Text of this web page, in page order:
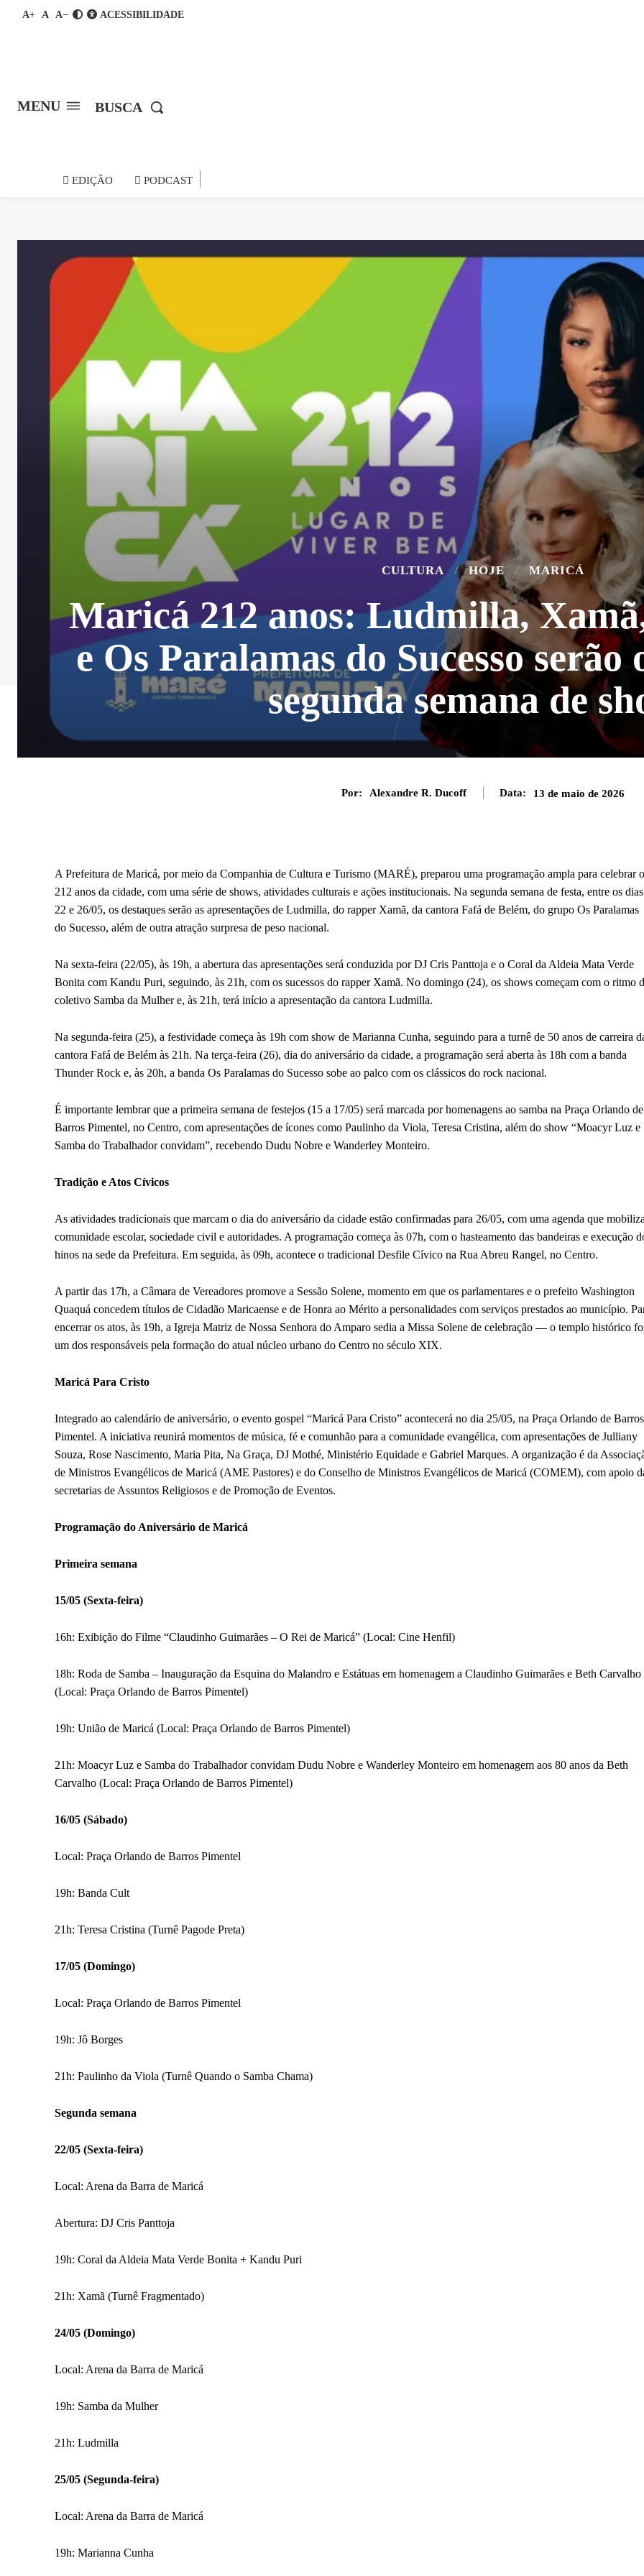
A+ A A− ACESSIBILIDADE
MENU BUSCA
EDIÇÃO PODCAST
CULTURA HOJE MARICÁ
Maricá 212 anos: Ludmilla,
e Os Paralamas do Sucesso serão
segunda semana de
Por: Alexandre R. Ducoff Data: 13 de maio de 2026
A Prefeitura de Maricá, por meio da Companhia de Cultura e Turismo (MARÉ), preparou uma programação ampla para celebrar
212 anos da cidade, com uma série de shows, atividades culturais e ações institucionais. Na segunda semana de festa, entre os dias
22 e 26/05, os destaques serão as apresentações de Ludmilla, do rapper Xamã, da cantora Fafá de Belém, do grupo Os Paralamas
do Sucesso, além de outra atração surpresa de peso nacional.
Na sexta-feira (22/05), às 19h, a abertura das apresentações será conduzida por DJ Cris Panttoja e o Coral da Aldeia Mata Verde
Bonita com Kandu Puri, seguindo, às 21h, com os sucessos do rapper Xamã. No domingo (24), os shows começam com o ritmo
coletivo Samba da Mulher e, às 21h, terá início a apresentação da cantora Ludmilla.
Na segunda-feira (25), a festividade começa às 19h com show de Marianna Cunha, seguindo para a turnê de 50 anos de carreira
cantora Fafá de Belém às 21h. Na terça-feira (26), dia do aniversário da cidade, a programação será aberta às 18h com a banda
Thunder Rock e, às 20h, a banda Os Paralamas do Sucesso sobe ao palco com os clássicos do rock nacional.
É importante lembrar que a primeira semana de festejos (15 a 17/05) será marcada por homenagens ao samba na Praça Orlando de
Barros Pimentel, no Centro, com apresentações de ícones como Paulinho da Viola, Teresa Cristina, além do show “Moacyr Luz e
Samba do Trabalhador convidam”, recebendo Dudu Nobre e Wanderley Monteiro.
Tradição e Atos Cívicos
As atividades tradicionais que marcam o dia do aniversário da cidade estão confirmadas para 26/05, com uma agenda que mobiliza
comunidade escolar, sociedade civil e autoridades. A programação começa às 07h, com o hasteamento das bandeiras e execução
hinos na sede da Prefeitura. Em seguida, às 09h, acontece o tradicional Desfile Cívico na Rua Abreu Rangel, no Centro.
A partir das 17h, a Câmara de Vereadores promove a Sessão Solene, momento em que os parlamentares e o prefeito Washington
Quaquá concedem títulos de Cidadão Maricaense e de Honra ao Mérito a personalidades com serviços prestados ao município.
encerrar os atos, às 19h, a Igreja Matriz de Nossa Senhora do Amparo sedia a Missa Solene de celebração — o templo histórico
um dos responsáveis pela formação do atual núcleo urbano do Centro no século XIX.
Maricá Para Cristo
Integrado ao calendário de aniversário, o evento gospel “Maricá Para Cristo” acontecerá no dia 25/05, na Praça Orlando de Barros
Pimentel. A iniciativa reunirá momentos de música, fé e comunhão para a comunidade evangélica, com apresentações de Julliany
Souza, Rose Nascimento, Maria Pita, Na Graça, DJ Mothé, Ministério Equidade e Gabriel Marques. A organização é da
de Ministros Evangélicos de Maricá (AME Pastores) e do Conselho de Ministros Evangélicos de Maricá (COMEM), com apoio
secretarias de Assuntos Religiosos e de Promoção de Eventos.
Programação do Aniversário de Maricá
Primeira semana
15/05 (Sexta-feira)
16h: Exibição do Filme “Claudinho Guimarães – O Rei de Maricá” (Local: Cine Henfil)
18h: Roda de Samba – Inauguração da Esquina do Malandro e Estátuas em homenagem a Claudinho Guimarães e Beth Carvalho
(Local: Praça Orlando de Barros Pimentel)
19h: União de Maricá (Local: Praça Orlando de Barros Pimentel)
21h: Moacyr Luz e Samba do Trabalhador convidam Dudu Nobre e Wanderley Monteiro em homenagem aos 80 anos da Beth
Carvalho (Local: Praça Orlando de Barros Pimentel)
16/05 (Sábado)
Local: Praça Orlando de Barros Pimentel
19h: Banda Cult
21h: Teresa Cristina (Turnê Pagode Preta)
17/05 (Domingo)
Local: Praça Orlando de Barros Pimentel
19h: Jô Borges
21h: Paulinho da Viola (Turnê Quando o Samba Chama)
Segunda semana
22/05 (Sexta-feira)
Local: Arena da Barra de Maricá
Abertura: DJ Cris Panttoja
19h: Coral da Aldeia Mata Verde Bonita + Kandu Puri
21h: Xamã (Turnê Fragmentado)
24/05 (Domingo)
Local: Arena da Barra de Maricá
19h: Samba da Mulher
21h: Ludmilla
25/05 (Segunda-feira)
Local: Arena da Barra de Maricá
19h: Marianna Cunha